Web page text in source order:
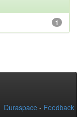
1
Duraspace - Feedback